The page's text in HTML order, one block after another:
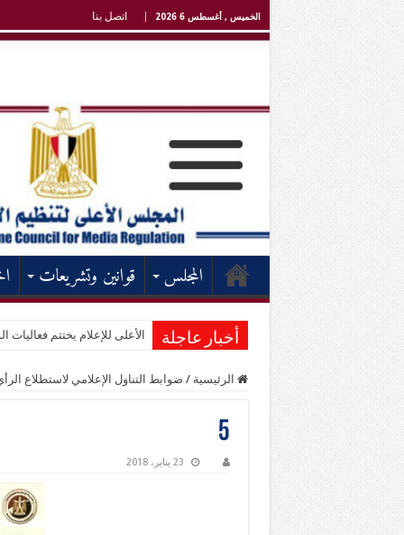
الخميس , أغسطس 6 2026 اتصل بنا
المجلس قوانين وتشريعات
أخبار عاجلة الأعلى للإعلام يختتم فعاليات
الرئيسية / ضوابط التناول الإعلامي لاستطلاع
5
23 يناير، 2018